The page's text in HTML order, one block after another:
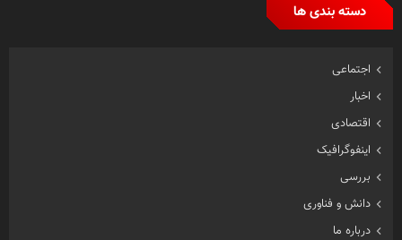
دسته بندی ها
اجتماعی
اخبار
اقتصادی
اینفوگرافیک
بررسی
دانش و فناوری
درباره ما